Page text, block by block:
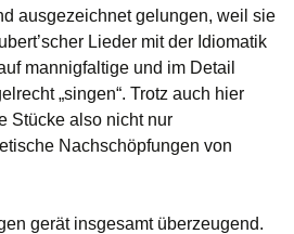
ausgezeichnet gelungen, weil sie
Lieder mit der Idiomatik
mannigfaltige und im Detail
„singen“. Trotz auch hier
Stücke also nicht nur
Nachschöpfungen von
gerät insgesamt überzeugend.